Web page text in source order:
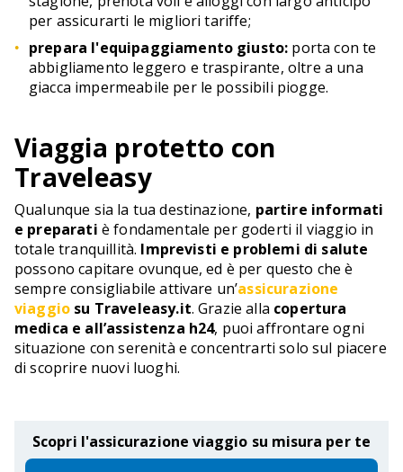
per assicurarti le migliori tariffe;
prepara l'equipaggiamento giusto: porta con te
abbigliamento leggero e traspirante, oltre a una
giacca impermeabile per le possibili piogge.
Viaggia protetto con
Traveleasy
Qualunque sia la tua destinazione, partire informati
e preparati è fondamentale per goderti il viaggio in
totale tranquillità. Imprevisti e problemi di salute
possono capitare ovunque, ed è per questo che è
sempre consigliabile attivare un’assicurazione
viaggio su Traveleasy.it. Grazie alla copertura
medica e all’assistenza h24, puoi affrontare ogni
situazione con serenità e concentrarti solo sul piacere
di scoprire nuovi luoghi.
Scopri l'assicurazione viaggio su misura per te